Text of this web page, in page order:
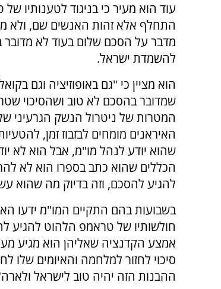
עוד הוא מעיר כי בניגוד לטענותיו
התחלף אלא זהות האנשים שם, ולא
מדבר על הסכם שלום בעוד לא
להשמדת ישראל.
הוא מציין כי "גם באופוזיציה וגם
שמדובר בהסכם לא טוב ושהסיכוי
המטרות של ניטרול הנשק הגרעיני
האיראנים מומחים לבזבוז זמן,
שהוא יודע לנהל מו"מ, אבל הוא לא
הכללים שהוא כתב בספרו הוא לא
להגיע להסכם, וזה בדיוק מה שהוא
בשבועות בהם התקיים המו"מ ידעו
חולשותיו של טראמפ הלהוט להגיע
אמצע הקדנציה שאליהן הוא מגיע
סיכוי לחזור למלחמה והאיומים שלו
ההבנות הזה יהיה טוב לישראל